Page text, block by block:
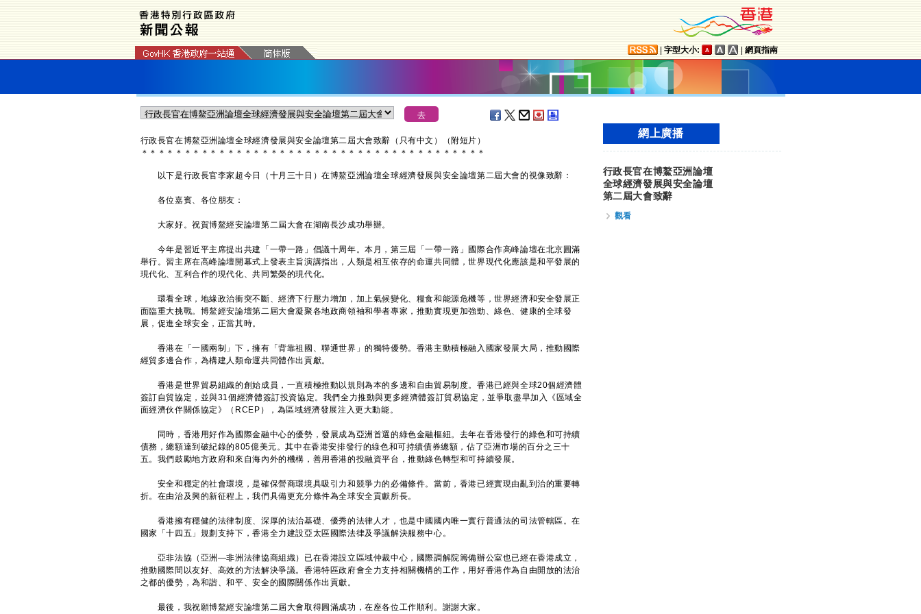
字型大小: 網頁指南
​行政長官在博鰲亞洲論壇全球經濟發展與安全論壇第二屆大會致辭（只有中文）（附短片）
＊ ＊ ＊ ＊ ＊ ＊ ＊ ＊ ＊ ＊ ＊ ＊ ＊ ＊ ＊ ＊ ＊ ＊ ＊ ＊ ＊ ＊ ＊ ＊ ＊ ＊ ＊ ＊ ＊ ＊ ＊ ＊ ＊ ＊ ＊ ＊ ＊ ＊ ＊ ＊
以下是行政長官李家超今日（十月三十日）在博鰲亞洲論壇全球經濟發展與安全論壇第二屆大會的視像致辭：
各位嘉賓、各位朋友：
大家好。祝賀博鰲經安論壇第二屆大會在湖南長沙成功舉辦。
今年是習近平主席提出共建「一帶一路」倡議十周年。本月，第三屆「一帶一路」國際合作高峰論壇在北京圓滿
舉行。習主席在高峰論壇開幕式上發表主旨演講指出，人類是相互依存的命運共同體，世界現代化應該是和平發展的
現代化、互利合作的現代化、共同繁榮的現代化。
環看全球，地緣政治衝突不斷、經濟下行壓力增加，加上氣候變化、糧食和能源危機等，世界經濟和安全發展正
面臨重大挑戰。博鰲經安論壇第二屆大會凝聚各地政商領袖和學者專家，推動實現更加強勁、綠色、健康的全球發
展，促進全球安全，正當其時。
香港在「一國兩制」下，擁有「背靠祖國、聯通世界」的獨特優勢。香港主動積極融入國家發展大局，推動國際
經貿多邊合作，為構建人類命運共同體作出貢獻。
香港是世界貿易組織的創始成員，一直積極推動以規則為本的多邊和自由貿易制度。香港已經與全球20個經濟體
簽訂自貿協定，並與31個經濟體簽訂投資協定。我們全力推動與更多經濟體簽訂貿易協定，並爭取盡早加入《區域全
面經濟伙伴關係協定》（RCEP），為區域經濟發展注入更大動能。
同時，香港用好作為國際金融中心的優勢，發展成為亞洲首選的綠色金融樞紐。去年在香港發行的綠色和可持續
債務，總額達到破紀錄的805億美元。其中在香港安排發行的綠色和可持續債券總額，佔了亞洲市場的百分之三十
五。我們鼓勵地方政府和來自海內外的機構，善用香港的投融資平台，推動綠色轉型和可持續發展。
安全和穩定的社會環境，是確保營商環境具吸引力和競爭力的必備條件。當前，香港已經實現由亂到治的重要轉
折。在由治及興的新征程上，我們具備更充分條件為全球安全貢獻所長。
香港擁有穩健的法律制度、深厚的法治基礎、優秀的法律人才，也是中國國內唯一實行普通法的司法管轄區。在
國家「十四五」規劃支持下，香港全力建設亞太區國際法律及爭議解決服務中心。
亞非法協（亞洲—非洲法律協商組織）已在香港設立區域仲裁中心，國際調解院籌備辦公室也已經在香港成立，
推動國際間以友好、高效的方法解決爭議。香港特區政府會全力支持相關機構的工作，用好香港作為自由開放的法治
之都的優勢，為和諧、和平、安全的國際關係作出貢獻。
最後，我祝願博鰲經安論壇第二屆大會取得圓滿成功，在座各位工作順利。謝謝大家。
網上廣播
行政長官在博鰲亞洲論壇
全球經濟發展與安全論壇
第二屆大會致辭
觀看